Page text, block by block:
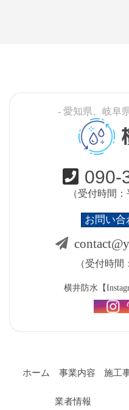
- 愛知県、岐阜
090-
（受付時間：
お問い合
（受付時間
横井防水【
ホーム 事業内容 施工
業者情報